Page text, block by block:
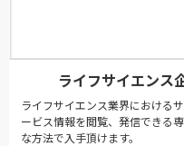
ライフサイエンス
ライフサイエンス業界における
ービス情報を閲覧、発信できる
な方法で入手頂けます。